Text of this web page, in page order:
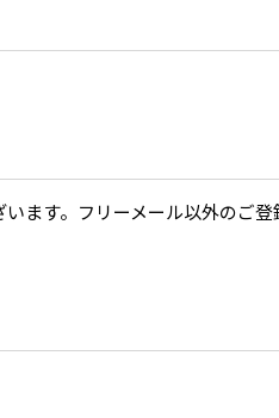
ます。フリーメール以外のご登